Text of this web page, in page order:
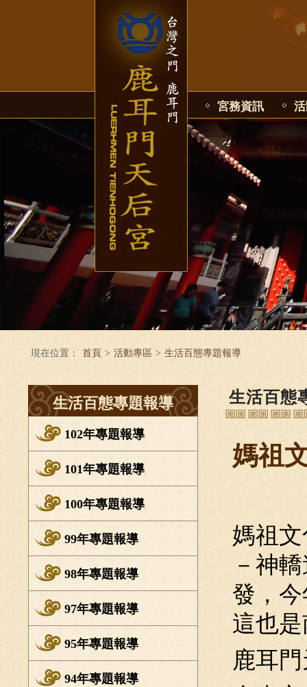
宮務資訊
現在位置： 首頁 > 活動專區 > 生活百態專題報導
生活百態專題報導
102年專題報導
101年專題報導
100年專題報導
99年專題報導
98年專題報導
97年專題報導
95年專題報導
94年專題報導
生活百態
媽祖
媽祖
－神
發，
這也
鹿耳